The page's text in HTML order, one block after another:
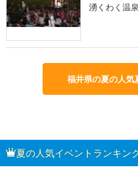
湧くわく温
福井県の夏の人気
夏の人気イベントランキン